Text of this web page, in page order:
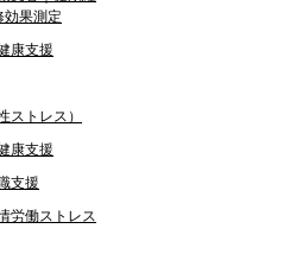
効果測定
康支援
ストレス）
康支援
支援
労働ストレス